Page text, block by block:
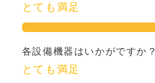
とても満足
各設備機器はいかがですか？
とても満足